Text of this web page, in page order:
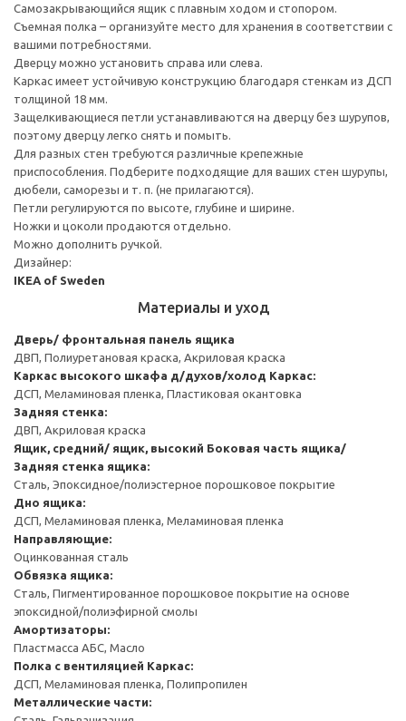
Cамозакрывающийся ящик с плавным ходом и стопором.
Съемная полка – организуйте место для хранения в соответствии с
вашими потребностями.
Дверцу можно установить справа или слева.
Каркас имеет устойчивую конструкцию благодаря стенкам из ДСП
толщиной 18 мм.
Защелкивающиеся петли устанавливаются на дверцу без шурупов,
поэтому дверцу легко снять и помыть.
Для разных стен требуются различные крепежные
приспособления. Подберите подходящие для ваших стен шурупы,
дюбели, саморезы и т. п. (не прилагаются).
Петли регулируются по высоте, глубине и ширине.
Ножки и цоколи продаются отдельно.
Можно дополнить ручкой.
Дизайнер:
IKEA of Sweden
Материалы и уход
Дверь/ фронтальная панель ящика
ДВП, Полиуретановая краска, Акриловая краска
Каркас высокого шкафа д/духов/холод Каркас:
ДСП, Меламиновая пленка, Пластиковая окантовка
Задняя стенка:
ДВП, Акриловая краска
Ящик, средний/ ящик, высокий Боковая часть ящика/
Задняя стенка ящика:
Сталь, Эпоксидное/полиэстерное порошковое покрытие
Дно ящика:
ДСП, Меламиновая пленка, Меламиновая пленка
Направляющие:
Оцинкованная сталь
Обвязка ящика:
Сталь, Пигментированное порошковое покрытие на основе
эпоксидной/полиэфирной смолы
Амортизаторы:
Пластмасса АБС, Масло
Полка с вентиляцией Каркас:
ДСП, Меламиновая пленка, Полипропилен
Металлические части: